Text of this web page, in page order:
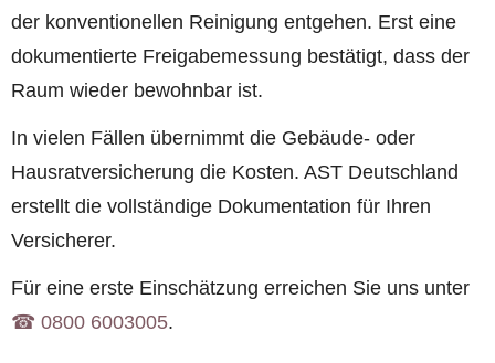
der konventionellen Reinigung entgehen. Erst eine
dokumentierte Freigabemessung bestätigt, dass der
Raum wieder bewohnbar ist.
In vielen Fällen übernimmt die Gebäude- oder
Hausratversicherung die Kosten. AST Deutschland
erstellt die vollständige Dokumentation für Ihren
Versicherer.
Für eine erste Einschätzung erreichen Sie uns unter
☎︎ 0800 6003005.